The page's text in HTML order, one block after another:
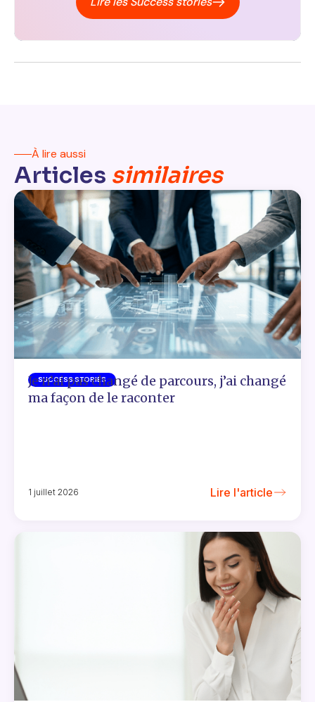
À lire aussi
Articles similaires
SUCCESS STORIES
Je n’ai pas changé de parcours, j’ai changé
ma façon de le raconter
1 juillet 2026 Lire l'article